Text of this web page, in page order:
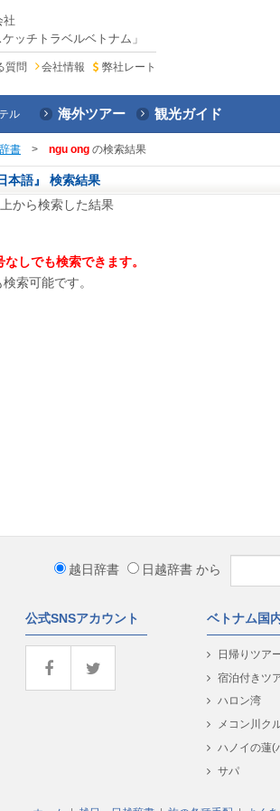
社
ッチトラベルベトナム」
質問 会社情報 弊社レート
ル 海外ツアー 観光ガイド
書 > ngu ong の検索結果
本語』 検索結果
から検索した結果
しでも検索できます。
検索可能です。
越日辞書 日越辞書 から
公式SNSアカウント ベトナム国
日帰りツア
宿泊付きツ
ハロン湾
メコン川ク
ハノイの蓮(
サパ